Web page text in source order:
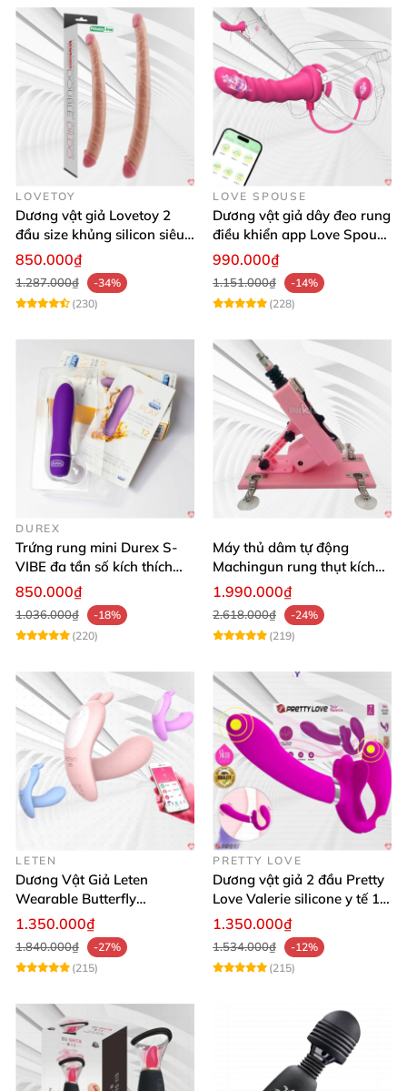
LOVETOY
Dương vật giả Lovetoy 2
đầu size khủng silicon siêu
mềm có thể uốn
850.000₫
1.287.000₫
-34%
(230)
LOVE SPOUSE
Dương vật giả dây đeo rung
điều khiển app Love Spouse
thỏa mãn
990.000₫
1.151.000₫
-14%
(228)
DUREX
Trứng rung mini Durex S-
VIBE đa tần số kích thích
điểm G
850.000₫
1.036.000₫
-18%
(220)
Máy thủ dâm tự động
Machingun rung thụt kích
thích âm đạo cực phê
1.990.000₫
2.618.000₫
-24%
(219)
LETEN
Dương Vật Giả Leten
Wearable Butterfly
Bluetooth Đa Năng
1.350.000₫
1.840.000₫
-27%
(215)
PRETTY LOVE
Dương vật giả 2 đầu Pretty
Love Valerie silicone y tế 12
chế độ rung
1.350.000₫
1.534.000₫
-12%
(215)